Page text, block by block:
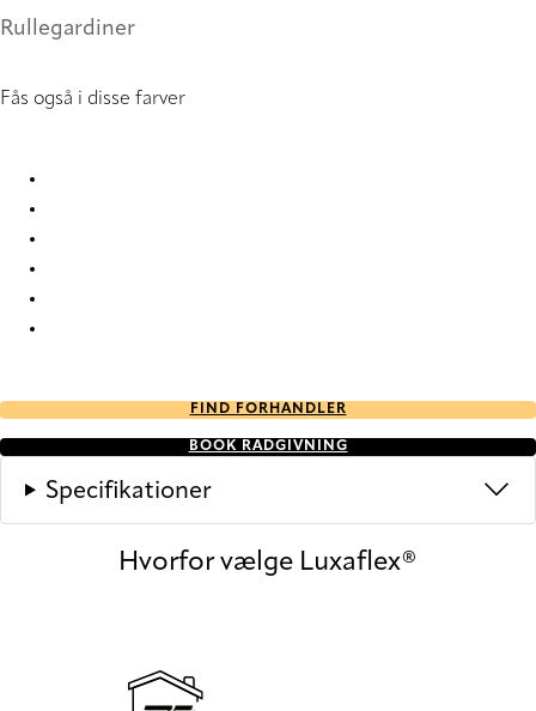
Rullegardiner
Fås også i disse farver
FIND FORHANDLER
BOOK RÅDGIVNING
Specifikationer
Hvorfor vælge Luxaflex®